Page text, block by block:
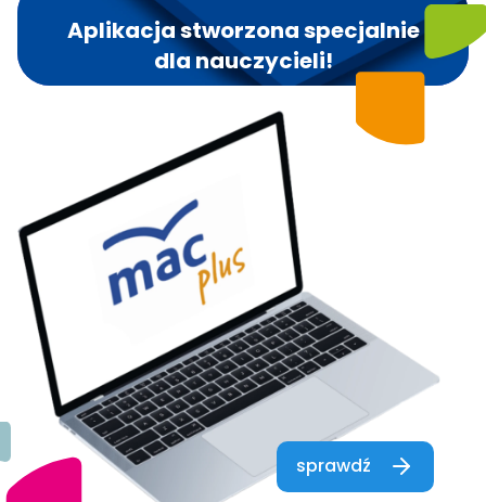
Aplikacja stworzona specjalnie
dla nauczycieli!
sprawdź